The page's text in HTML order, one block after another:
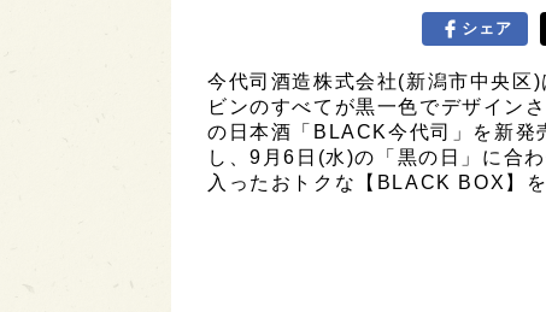
シェア
今代司酒造株式会社(新潟市中央区
ビンのすべてが黒一色でデザイン
の日本酒「BLACK今代司」を新発
し、9月6日(水)の「黒の日」に合
入ったおトクな【BLACK BOX】